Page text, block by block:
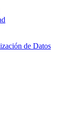
de Datos